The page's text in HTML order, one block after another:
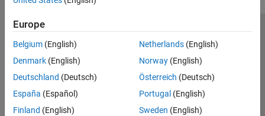
Europe
Belgium (English)
Denmark (English)
Deutschland (Deutsch)
España (Español)
Finland (English)
Netherlands(English)
Norway(English)
Österreich (Deutsch)
Portugal (English)
Sweden (English)
Lutte anti-piratage
Contacts locaux
© 1994-2026 The MathWorks, Inc.